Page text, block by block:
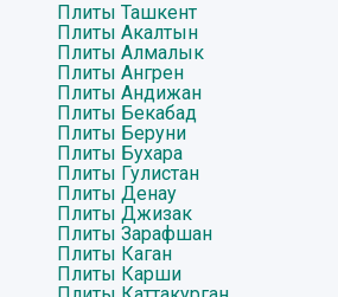
Плиты Ташкент
Плиты Акалтын
Плиты Алмалык
Плиты Ангрен
Плиты Андижан
Плиты Бекабад
Плиты Беруни
Плиты Бухара
Плиты Гулистан
Плиты Денау
Плиты Джизак
Плиты Зарафшан
Плиты Каган
Плиты Карши